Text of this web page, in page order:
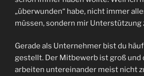
„überwunden“ habe, nicht immer
müssen, sondern mir Unterstützung
Gerade als Unternehmer bist du
gestellt. Der Mitbewerb ist groß und
arbeiten untereinander meist nicht